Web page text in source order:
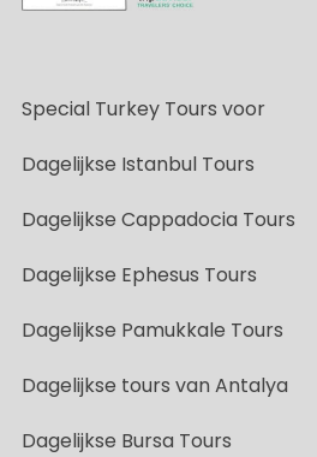
Special Turkey Tours voor
Dagelijkse Istanbul Tours
Dagelijkse Cappadocia Tours
Dagelijkse Ephesus Tours
Dagelijkse Pamukkale Tours
Dagelijkse tours van Antalya
Dagelijkse Bursa Tours